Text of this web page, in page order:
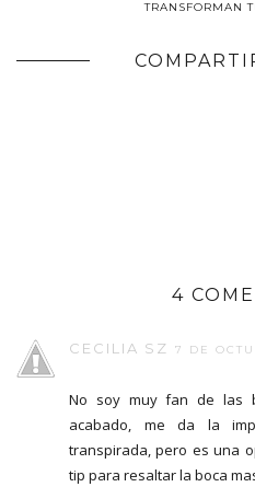
TRANSFORMAN
4
CECILIA SZ 7 DE
No soy muy fan de las
acabado, me da la
transpirada, pero es una
tip para resaltar la boca